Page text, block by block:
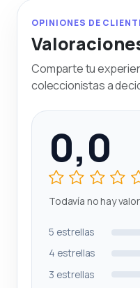
OPINIONES DE
Comparte tu
coleccionistas a
0,0
Todavía no hay
5 estrellas
4 estrellas
3 estrellas